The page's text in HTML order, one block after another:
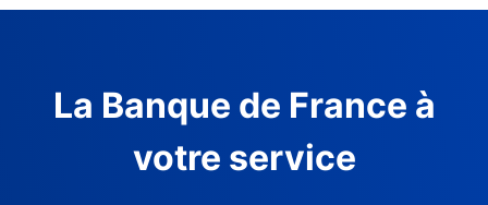
La Banque de France à
votre service